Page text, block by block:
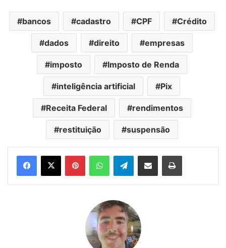
bancos cadastro CPF Crédito
dados direito empresas
imposto Imposto de Renda
inteligência artificial Pix
Receita Federal rendimentos
restituição suspensão
PinterestWhatsAppTelegramCompartilhar via e-mail Imprimir